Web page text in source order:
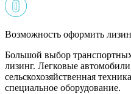
Возможность оформить
Большой выбор
лизинг. Легковые
сельскохозяйственная
специальное оборудование.